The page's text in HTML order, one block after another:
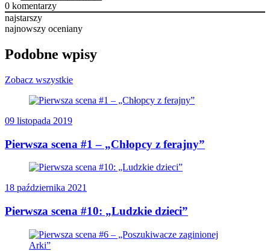
0 komentarzy
najstarszy
najnowszy oceniany
Podobne wpisy
Zobacz wszystkie
09 listopada 2019
Pierwsza scena #1 – „Chłopcy z ferajny”
18 października 2021
Pierwsza scena #10: „Ludzkie dzieci”